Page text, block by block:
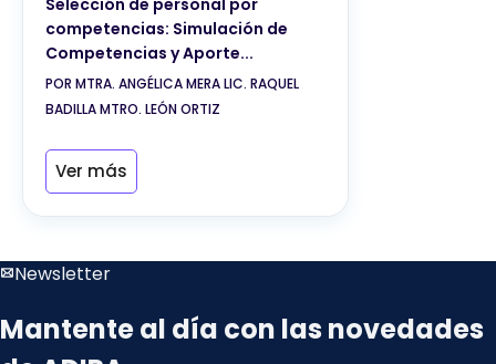
Selección de personal por
competencias: Simulación de
Competencias y Aporte...
POR MTRA. ANGÉLICA MERA LIC. RAQUEL
BADILLA MTRO. LEÓN ORTIZ
Ver más